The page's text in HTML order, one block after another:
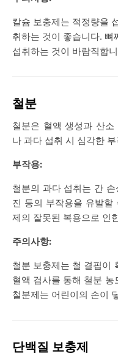
칼슘 보충제는 적정량을
취하는 것이 좋습니다.
섭취하는 것이 바람직합
철분
철분은 혈액 생성과 산
나 과다 섭취 시 심각한
부작용:
철분의 과다 섭취는 간
진 등의 부작용을 유발할
제의 잘못된 복용으로 인
주의사항:
철분 보충제는 철 결핍이
혈액 검사를 통해 철분
철분제는 어린이의 손이
단백질 보충제